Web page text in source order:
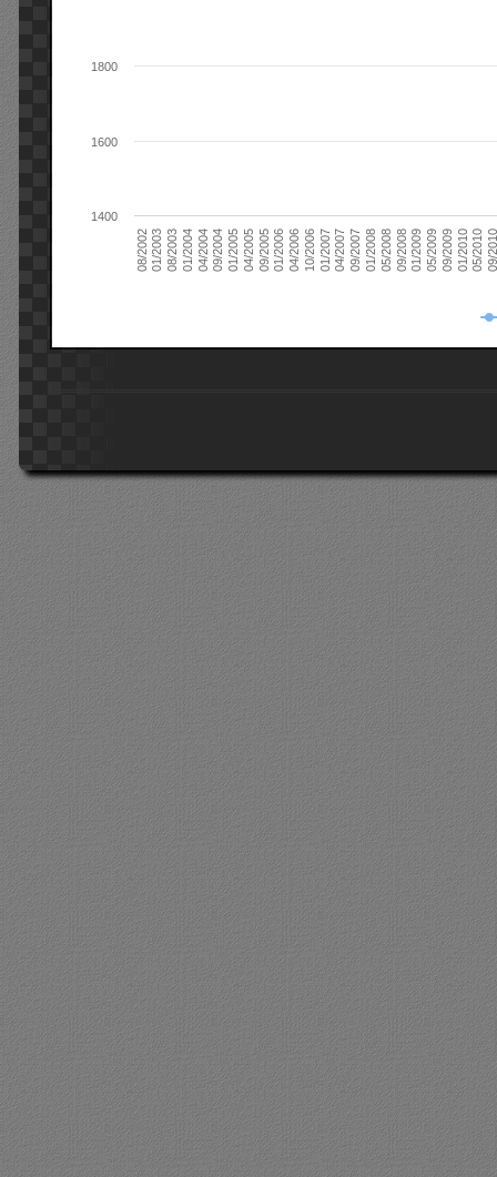
08/200201/200308/200301/200404/200409/200401/200504/200509/200501/200604/200610/200601/200704/200709/200701/200805/200809/200801/200905/200909/200901/201005/201009/
1400
1600
1800